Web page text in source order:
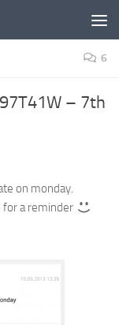
6
– 7th
on monday.
for a reminder